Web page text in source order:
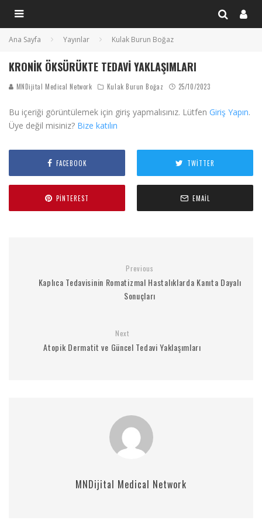
Ana Sayfa Yayınlar Kulak Burun Boğaz
KRONIK ÖKSÜRÜKTE TEDAVI YAKLAŞIMLARI
MNDijital Medical Network Kulak Burun Boğaz 25/10/2023
Bu içeriği görüntülemek için giriş yapmalısınız. Lütfen Giriş Yapın.
Üye değil misiniz? Bize katılın
FACEBOOK TWITTER
PINTEREST EMAIL
Previous
Kaplıca Tedavisinin Romatizmal Hastalıklarda Kanıta Dayalı
Sonuçları
Next
Atopik Dermatit ve Güncel Tedavi Yaklaşımları
MNDijital Medical Network